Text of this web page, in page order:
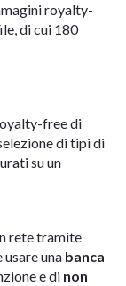
royalty-
di cui 180
free di
di tipi di
su un
rete tramite
usare una banca
e di non